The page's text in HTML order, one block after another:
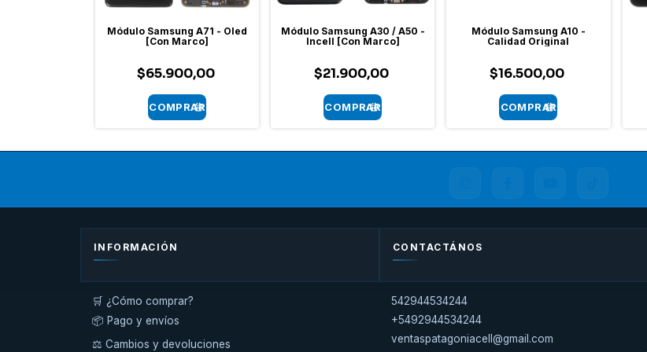
Módulo Samsung A71 - Oled
[Con Marco]
$65.900,00
Módulo Samsung A30 / A50 -
Incell [Con Marco]
$21.900,00
Módulo Samsung A10 -
Calidad Original
$16.500,00
INFORMACIÓN
🛒 ¿Cómo comprar?
📦 Pago y envíos
⚖️ Cambios y devoluciones
CONTACTÁNOS
542944534244
+5492944534244
ventaspatagoniacell@gmail.com